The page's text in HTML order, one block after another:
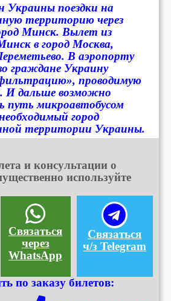
Украины поездки на
территорию через
Минск. Вылет из
в город Москва,
В аэропорту
граждане Украину
проводимую
И дальше возможно
путь микроавтобусом
город
территории Украины.
и консультации о
используйте
Связаться
через
WhatsApp
Связаться
ч/з Telegram
по заказу билетов: